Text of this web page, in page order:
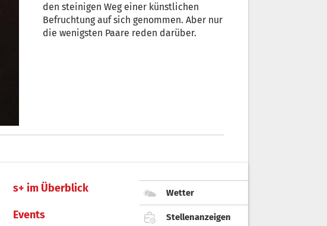
den steinigen Weg einer künstlichen
Befruchtung auf sich genommen. Aber nur
die wenigsten Paare reden darüber.
s+ im Überblick
Events
Wetter
Stellenanzeigen